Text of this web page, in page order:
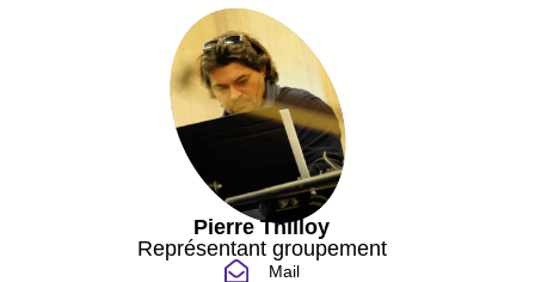
Pierre Thilloy
Représentant groupement
Mail